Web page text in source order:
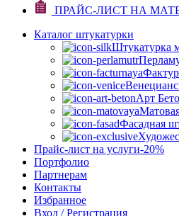
ПРАЙС-ЛИСТ НА
Каталог штукатурки
Штукатурка
Арт
Фасадная
Прайс-лист на услуги-20%
Портфолио
Партнерам
Контакты
Избранное
Вход / Регистрация